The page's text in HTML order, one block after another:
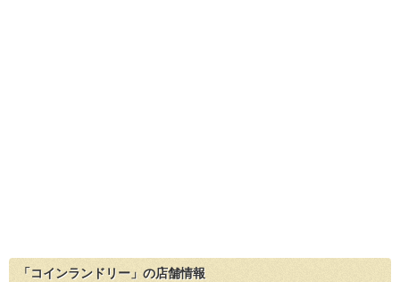
「コインランドリー」の店舗情報